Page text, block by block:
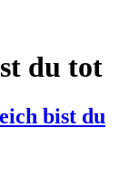
du tot
bist du